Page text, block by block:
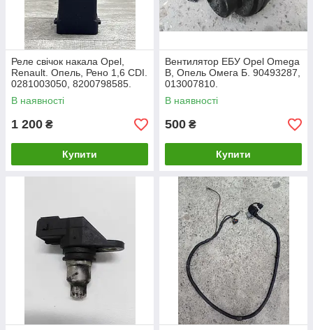
Реле свічок накала Opel,
Renault. Опель, Рено 1,6 CDI.
0281003050, 8200798585.
В наявності
1 200 ₴
Купити
Вентилятор ЕБУ Opel Omega
B, Опель Омега Б. 90493287,
013007810.
В наявності
500 ₴
Купити